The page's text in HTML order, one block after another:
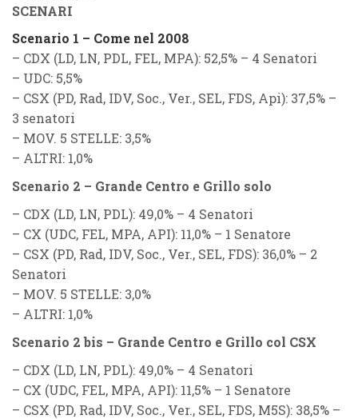
SCENARI
Scenario 1 – Come nel 2008
– CDX (LD, LN, PDL, FEL, MPA): 52,5% – 4 Senatori
– UDC: 5,5%
– CSX (PD, Rad, IDV, Soc., Ver., SEL, FDS, Api): 37,5% –
3 senatori
– MOV. 5 STELLE: 3,5%
– ALTRI: 1,0%
Scenario 2 – Grande Centro e Grillo solo
– CDX (LD, LN, PDL): 49,0% – 4 Senatori
– CX (UDC, FEL, MPA, API): 11,0% – 1 Senatore
– CSX (PD, Rad, IDV, Soc., Ver., SEL, FDS): 36,0% – 2
Senatori
– MOV. 5 STELLE: 3,0%
– ALTRI: 1,0%
Scenario 2 bis – Grande Centro e Grillo col CSX
– CDX (LD, LN, PDL): 49,0% – 4 Senatori
– CX (UDC, FEL, MPA, API): 11,5% – 1 Senatore
– CSX (PD, Rad, IDV, Soc., Ver., SEL, FDS, M5S): 38,5% –